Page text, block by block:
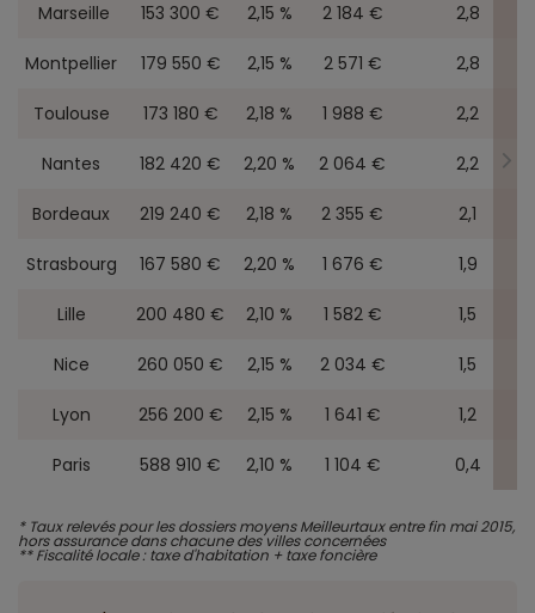
Marseille 153 300 € 2,15 % 2 184 € 2,8
Montpellier 179 550 € 2,15 % 2 571 € 2,8
Toulouse 173 180 € 2,18 % 1 988 € 2,2
Nantes 182 420 € 2,20 % 2 064 € 2,2
Bordeaux 219 240 € 2,18 % 2 355 € 2,1
Strasbourg 167 580 € 2,20 % 1 676 € 1,9
Lille 200 480 € 2,10 % 1 582 € 1,5
Nice 260 050 € 2,15 % 2 034 € 1,5
Lyon 256 200 € 2,15 % 1 641 € 1,2
Paris 588 910 € 2,10 % 1 104 € 0,4
* Taux relevés pour les dossiers moyens Meilleurtaux entre fin mai 2015,
hors assurance dans chacune des villes concernées
** Fiscalité locale : taxe d'habitation + taxe foncière